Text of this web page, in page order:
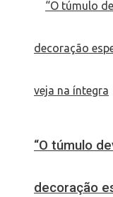
“O túmulo
decoração